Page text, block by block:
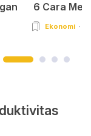
6 Cara
Ekonomi